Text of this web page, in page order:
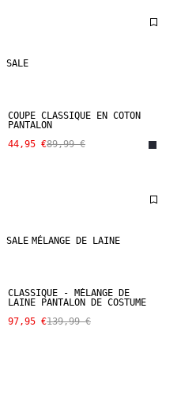
SALE
COUPE CLASSIQUE EN COTON
PANTALON
44,95 €89,99 €
SALE MÉLANGE DE LAINE
CLASSIQUE - MÉLANGE DE
LAINE PANTALON DE COSTUME
97,95 €139,99 €